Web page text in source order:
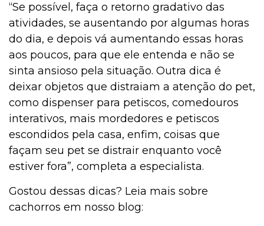
“Se possível, faça o retorno gradativo das
atividades, se ausentando por algumas horas
do dia, e depois vá aumentando essas horas
aos poucos, para que ele entenda e não se
sinta ansioso pela situação. Outra dica é
deixar objetos que distraiam a atenção do pet,
como dispenser para petiscos, comedouros
interativos, mais mordedores e petiscos
escondidos pela casa, enfim, coisas que
façam seu pet se distrair enquanto você
estiver fora”, completa a especialista.
Gostou dessas dicas? Leia mais sobre
cachorros em nosso blog: